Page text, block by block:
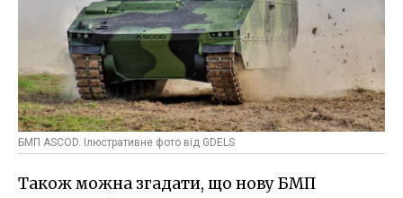
БМП ASCOD. Ілюстративне фото від GDELS
Також можна згадати, що нову БМП